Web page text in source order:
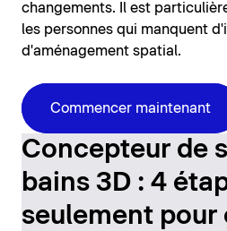
changements. Il est
les personnes qui manquent
d'aménagement spatial.
Commencer maintenant
Concepteur de
bains 3D : 4
seulement pour